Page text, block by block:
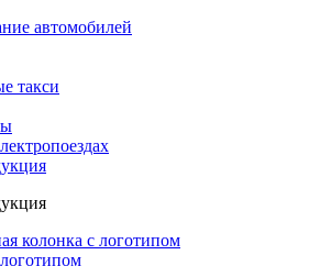
автомобилей
такси
колонка с логотипом